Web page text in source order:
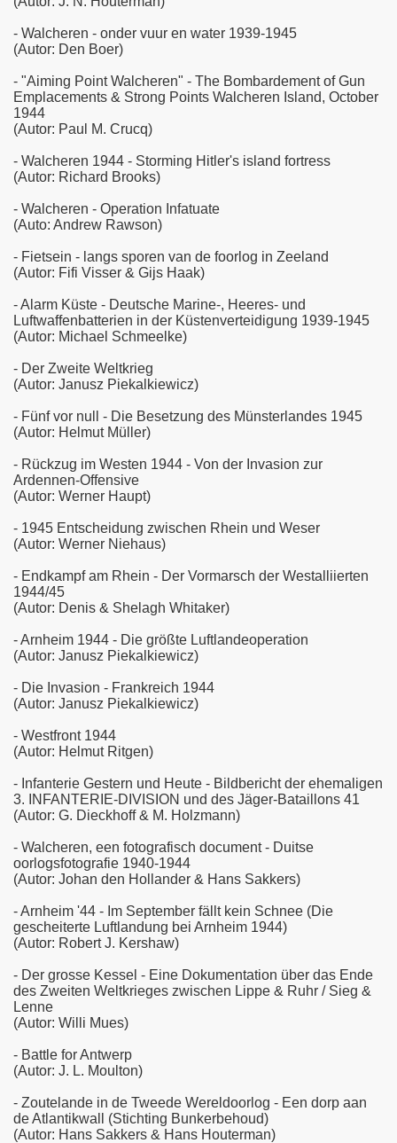
- Walcheren - onder vuur en water 1939-1945
(Autor: Den Boer)
- "Aiming Point Walcheren" - The Bombardement of Gun
Emplacements & Strong Points Walcheren Island, October
1944
(Autor: Paul M. Crucq)
- Walcheren 1944 - Storming Hitler's island fortress
(Autor: Richard Brooks)
- Walcheren - Operation Infatuate
(Auto: Andrew Rawson)
- Fietsein - langs sporen van de foorlog in Zeeland
(Autor: Fifi Visser & Gijs Haak)
- Alarm Küste - Deutsche Marine-, Heeres- und
Luftwaffenbatterien in der Küstenverteidigung 1939-1945
(Autor: Michael Schmeelke)
- Der Zweite Weltkrieg
(Autor: Janusz Piekalkiewicz)
- Fünf vor null - Die Besetzung des Münsterlandes 1945
(Autor: Helmut Müller)
- Rückzug im Westen 1944 - Von der Invasion zur
Ardennen-Offensive
(Autor: Werner Haupt)
- 1945 Entscheidung zwischen Rhein und Weser
(Autor: Werner Niehaus)
- Endkampf am Rhein - Der Vormarsch der Westalliierten
1944/45
(Autor: Denis & Shelagh Whitaker)
- Arnheim 1944 - Die größte Luftlandeoperation
(Autor: Janusz Piekalkiewicz)
- Die Invasion - Frankreich 1944
(Autor: Janusz Piekalkiewicz)
- Westfront 1944
(Autor: Helmut Ritgen)
- Infanterie Gestern und Heute - Bildbericht der ehemaligen
3. INFANTERIE-DIVISION und des Jäger-Bataillons 41
(Autor: G. Dieckhoff & M. Holzmann)
- Walcheren, een fotografisch document - Duitse
oorlogsfotografie 1940-1944
(Autor: Johan den Hollander & Hans Sakkers)
- Arnheim '44 - Im September fällt kein Schnee (Die
gescheiterte Luftlandung bei Arnheim 1944)
(Autor: Robert J. Kershaw)
- Der grosse Kessel - Eine Dokumentation über das Ende
des Zweiten Weltkrieges zwischen Lippe & Ruhr / Sieg &
Lenne
(Autor: Willi Mues)
- Battle for Antwerp
(Autor: J. L. Moulton)
- Zoutelande in de Tweede Wereldoorlog - Een dorp aan
de Atlantikwall (Stichting Bunkerbehoud)
(Autor: Hans Sakkers & Hans Houterman)